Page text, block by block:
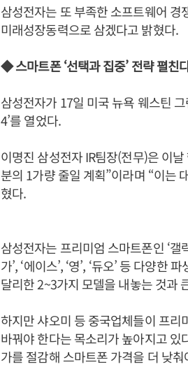
삼성전자는 또 부족한 소프트웨어
미래성장동력으로 삼겠다고 밝혔다.
◆ 스마트폰 ‘선택과 집중’ 전략 펼친
삼성전자가 17일 미국 뉴욕 웨스틴
4’를 열었다.
이명진 삼성전자 IR팀장(전무)은 이
분의 1가량 줄일 계획”이라며 “이는
혔다.
삼성전자는 프리미엄 스마트폰인 ‘갤
가’, ‘에이스’, ‘영’, ‘듀오’ 등 다양
달리한 2~3가지 모델을 내놓는 것과
하지만 샤오미 등 중국업체들이 프
바꿔야 한다는 목소리가 높아지고
가를 절감해 스마트폰 가격을 더 낮